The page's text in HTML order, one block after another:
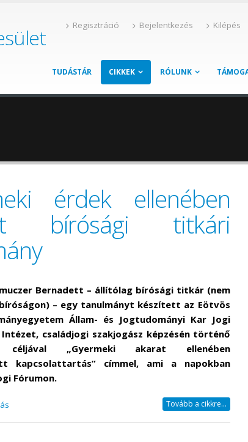
Regisztráció Bejelentkezés Kilépés
TUDÁSTÁR CIKKEK RÓLUNK
érdek ellenében
bírósági titkári
Bernadett – állítólag bírósági titkár (nem
– egy tanulmányt készített az Eötvös
Állam- és Jogtudományi Kar Jogi
Intézet, családjogi szakjogász képzésén történő
céljával „Gyermeki akarat ellenében
kapcsolattartás” címmel, ami a napokban
Fórumon.
Tovább a cikkre...